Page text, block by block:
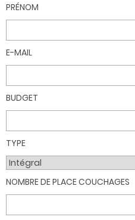
PRÉNOM
E-MAIL
BUDGET
TYPE
NOMBRE DE PLACE COUCHAGES